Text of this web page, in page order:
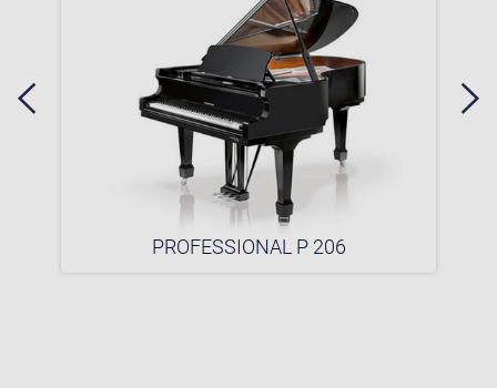
PROFESSIONAL P 206